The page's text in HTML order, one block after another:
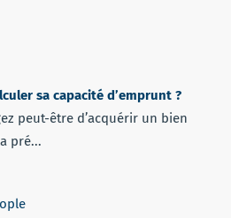
sa capacité d’emprunt ?
peut-être d’acquérir un bien
pré...